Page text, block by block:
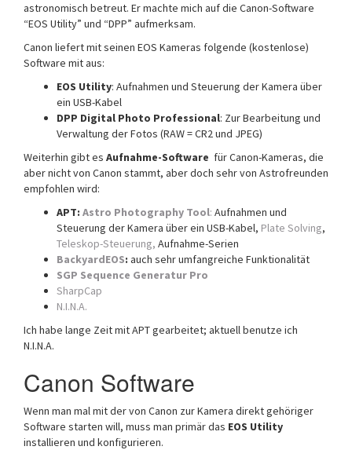
astronomisch betreut. Er machte mich auf die Canon-Software
“EOS Utility” und “DPP” aufmerksam.
Canon liefert mit seinen EOS Kameras folgende (kostenlose)
Software mit aus:
EOS Utility: Aufnahmen und Steuerung der Kamera über
ein USB-Kabel
DPP Digital Photo Professional: Zur Bearbeitung und
Verwaltung der Fotos (RAW = CR2 und JPEG)
Weiterhin gibt es Aufnahme-Software für Canon-Kameras, die
aber nicht von Canon stammt, aber doch sehr von Astrofreunden
empfohlen wird:
APT: Astro Photography Tool: Aufnahmen und
Steuerung der Kamera über ein USB-Kabel, Plate Solving,
Teleskop-Steuerung, Aufnahme-Serien
BackyardEOS: auch sehr umfangreiche Funktionalität
SGP Sequence Generatur Pro
SharpCap
N.I.N.A.
Ich habe lange Zeit mit APT gearbeitet; aktuell benutze ich
N.I.N.A.
Canon Software
Wenn man mal mit der von Canon zur Kamera direkt gehöriger
Software starten will, muss man primär das EOS Utility
installieren und konfigurieren.